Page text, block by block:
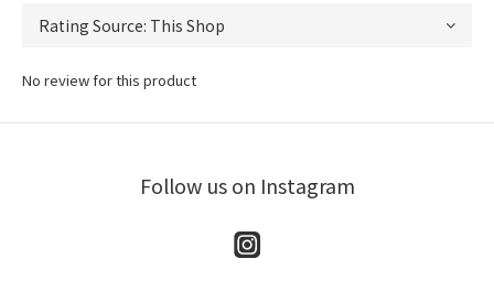
No review for this product
Follow us on Instagram